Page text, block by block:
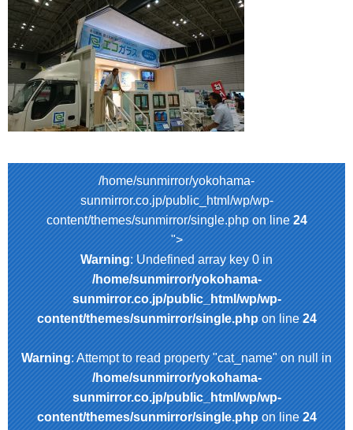
/home/sunmirror/yokohama-
sunmirror.co.jp/public_html/wp/wp-
content/themes/sunmirror/single.php on line24
">
Warning: Undefined array key 0 in
/home/sunmirror/yokohama-
sunmirror.co.jp/public_html/wp/wp-
content/themes/sunmirror/single.phpon line24
Warning: Attempt to read property "cat_name" on null in
/home/sunmirror/yokohama-
sunmirror.co.jp/public_html/wp/wp-
content/themes/sunmirror/single.phpon line24